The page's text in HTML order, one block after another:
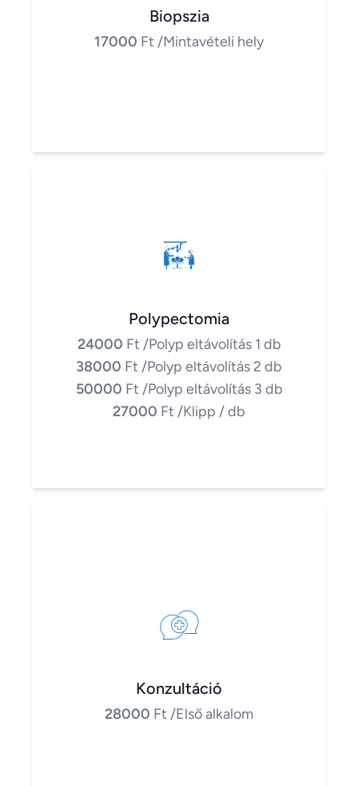
Biopszia
17000 Ft /Mintavételi hely
Polypectomia
24000 Ft /Polyp eltávolítás 1 db
38000 Ft /Polyp eltávolítás 2 db
50000 Ft /Polyp eltávolítás 3 db
27000 Ft /Klipp / db
Konzultáció
28000 Ft /Első alkalom